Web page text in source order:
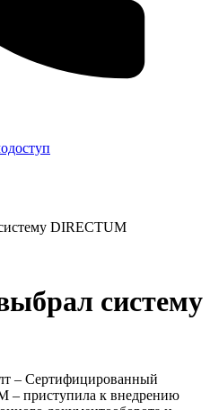
DIRECTUM
систему
– Сертифицированный
– приступила к внедрению